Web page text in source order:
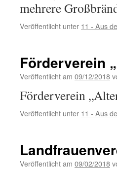
mehrere
Veröffentlicht unter 11 - Aus
Förderverein
Veröffentlicht am 09/12/2018
Förderverein
Veröffentlicht unter 11 - Aus
Veröffentlicht am 09/02/2018